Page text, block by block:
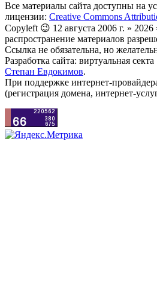
Все материалы сайта доступны на
лицензии: Creative Commons
Copyleft 😉 12 августа 2006 г. »
распространение материалов
Ссылка не обязательна, но
Разработка сайта: виртуальная
Степан Евдокимов.
При поддержке интернет-
(регистрация домена, интернет-